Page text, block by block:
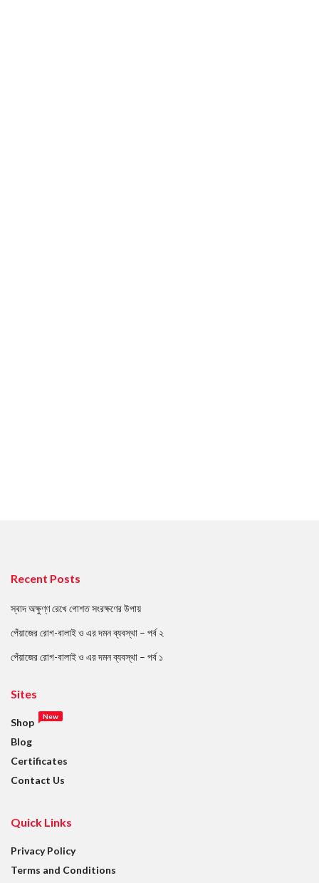
Recent Posts
স্বাদ অক্ষুণ্ণ রেখে গোশত সংরক্ষণের উপায়
পেঁয়াজের রোগ-বালাই ও এর দমন ব্যবস্থা – পর্ব ২
পেঁয়াজের রোগ-বালাই ও এর দমন ব্যবস্থা – পর্ব ১
Sites
Shop New
Blog
Certificates
Contact Us
Quick Links
Privacy Policy
Terms and Conditions